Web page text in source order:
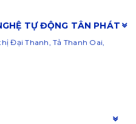
TỰ ĐỘNG TÂN PHÁT
Đại Thanh, Tả Thanh Oai,